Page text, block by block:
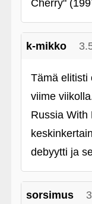
Cherry"
k-mikko
Tämä elitisti
viime
Russia With
debyytti ja
sorsimus